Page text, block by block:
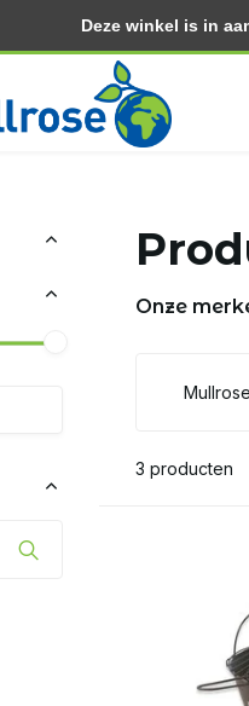
Gratis thuisbezorgd vanaf 30.-
Onze
Mullrose
3 producten
Deze winkel is in